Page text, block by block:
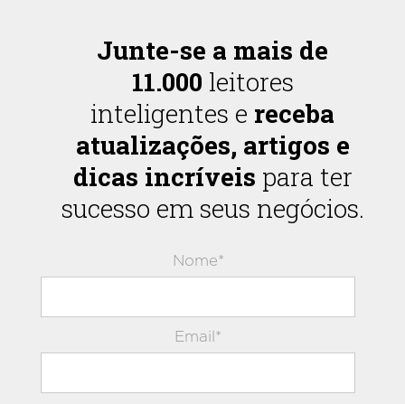
Junte-se a mais de
11.000 leitores
inteligentes e receba
atualizações, artigos e
dicas incríveis para ter
sucesso em seus negócios.
Nome*
Email*